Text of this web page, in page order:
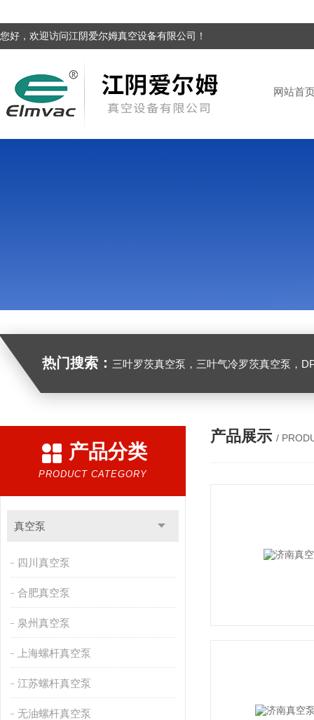
您好，欢迎访问江阴爱尔姆真空设备有限公司！
网站首
热门搜索： 三叶罗茨真空泵，三叶气冷罗茨真空泵，
产品分类
PRODUCT CATEGORY
真空泵
四川真空泵
合肥真空泵
泉州真空泵
上海螺杆真空泵
江苏螺杆真空泵
无油螺杆真空泵
产品展示 /